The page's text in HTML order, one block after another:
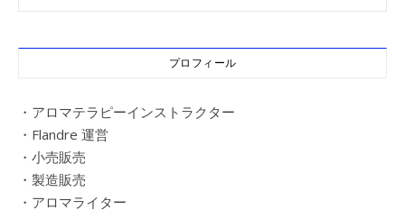
プロフィール
・アロマテラピーインストラクター
・Flandre 運営
・小売販売
・製造販売
・アロマライター